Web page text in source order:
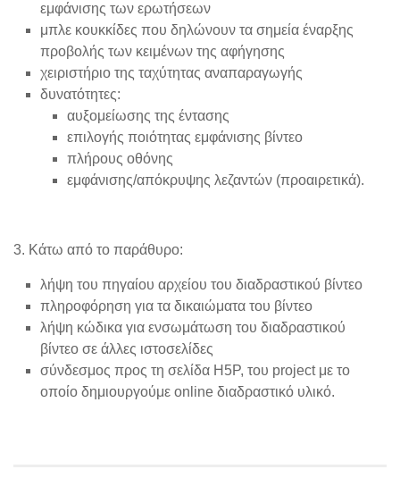
εμφάνισης των ερωτήσεων
μπλε κουκκίδες που δηλώνουν τα σημεία έναρξης
προβολής των κειμένων της αφήγησης
χειριστήριο της ταχύτητας αναπαραγωγής
δυνατότητες:
αυξομείωσης της έντασης
επιλογής ποιότητας εμφάνισης βίντεο
πλήρους οθόνης
εμφάνισης/απόκρυψης λεζαντών (προαιρετικά).
3. Κάτω από το παράθυρο:
λήψη του πηγαίου αρχείου του διαδραστικού βίντεο
πληροφόρηση για τα δικαιώματα του βίντεο
λήψη κώδικα για ενσωμάτωση του διαδραστικού
βίντεο σε άλλες ιστοσελίδες
σύνδεσμος προς τη σελίδα H5P, του project με το
οποίο δημιουργούμε online διαδραστικό υλικό.